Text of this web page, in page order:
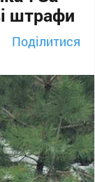
штрафи
Поділитися